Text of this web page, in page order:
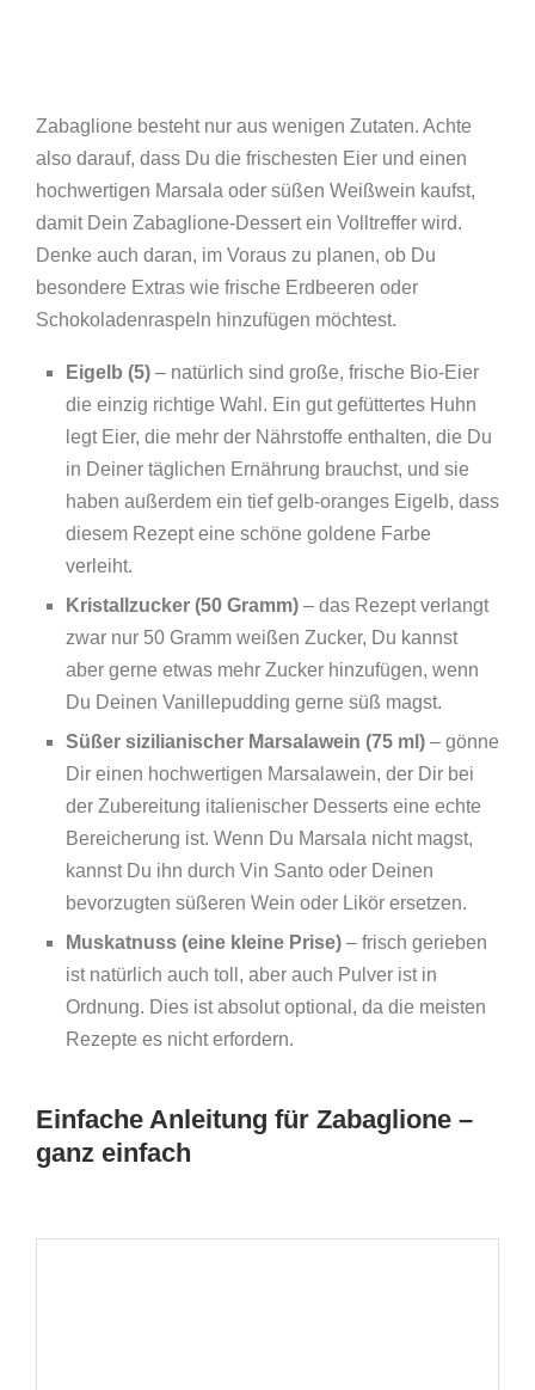
Zabaglione besteht nur aus wenigen Zutaten. Achte
also darauf, dass Du die frischesten Eier und einen
hochwertigen Marsala oder süßen Weißwein kaufst,
damit Dein Zabaglione-Dessert ein Volltreffer wird.
Denke auch daran, im Voraus zu planen, ob Du
besondere Extras wie frische Erdbeeren oder
Schokoladenraspeln hinzufügen möchtest.
Eigelb (5) – natürlich sind große, frische Bio-Eier
die einzig richtige Wahl. Ein gut gefüttertes Huhn
legt Eier, die mehr der Nährstoffe enthalten, die Du
in Deiner täglichen Ernährung brauchst, und sie
haben außerdem ein tief gelb-oranges Eigelb, dass
diesem Rezept eine schöne goldene Farbe
verleiht.
Kristallzucker (50 Gramm) – das Rezept verlangt
zwar nur 50 Gramm weißen Zucker, Du kannst
aber gerne etwas mehr Zucker hinzufügen, wenn
Du Deinen Vanillepudding gerne süß magst.
Süßer sizilianischer Marsalawein (75 ml) – gönne
Dir einen hochwertigen Marsalawein, der Dir bei
der Zubereitung italienischer Desserts eine echte
Bereicherung ist. Wenn Du Marsala nicht magst,
kannst Du ihn durch Vin Santo oder Deinen
bevorzugten süßeren Wein oder Likör ersetzen.
Muskatnuss (eine kleine Prise) – frisch gerieben
ist natürlich auch toll, aber auch Pulver ist in
Ordnung. Dies ist absolut optional, da die meisten
Rezepte es nicht erfordern.
Einfache Anleitung für Zabaglione –
ganz einfach